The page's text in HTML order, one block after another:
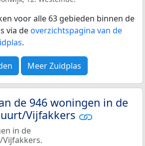
voor alle 63 gebieden binnen de
via deoverzichtspagina van de
.
Meer Zuidplas
de 946 woningen in de
Vijfakkers
in de